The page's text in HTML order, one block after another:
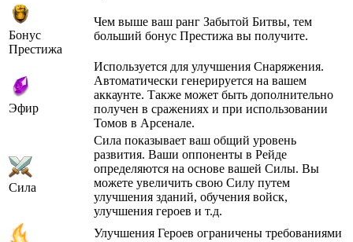
Бонус
Престижа
Чем выше ваш ранг Забытой Битвы, тем
больший бонус Престижа вы получите.
Эфир
Используется для улучшения Снаряжения.
Автоматически генерируется на вашем
аккаунте. Также может быть дополнительно
получен в сражениях и при использовании
Томов в Арсенале.
Сила
Сила показывает ваш общий уровень
развития. Ваши оппоненты в Рейде
определяются на основе вашей Силы. Вы
можете увеличить свою Силу путем
улучшения зданий, обучения войск,
улучшения героев и т.д.
Улучшения Героев ограничены требованиями